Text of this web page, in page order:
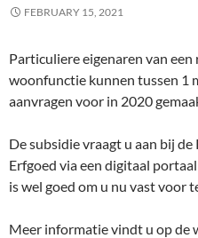
FEBRUARY 15, 2021
Particuliere eigenaren van
woonfunctie kunnen tussen 1
aanvragen voor in 2020
De subsidie vraagt u aan bij
Erfgoed via een digitaal
is wel goed om u nu vast voor
Meer informatie vindt u op de